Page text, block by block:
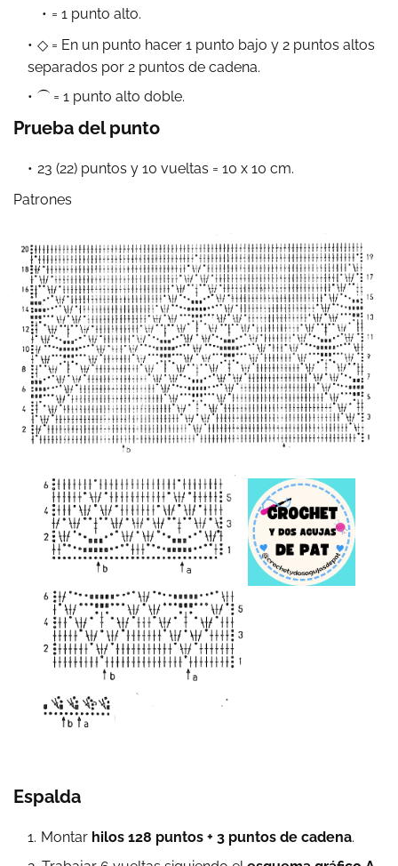
= 1 punto alto.
◇ = En un punto hacer 1 punto bajo y 2 puntos altos
separados por 2 puntos de cadena.
⏜ = 1 punto alto doble.
Prueba del punto
23 (22) puntos y 10 vueltas = 10 x 10 cm.
Patrones
Espalda
Montar hilos 128 puntos + 3 puntos de cadena.